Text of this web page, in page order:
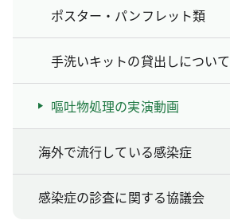
ポスター・パンフレット類
手洗いキットの貸出しについて
嘔吐物処理の実演動画
海外で流行している感染症
感染症の診査に関する協議会